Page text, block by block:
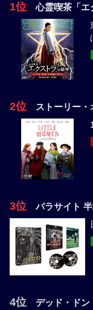
1位 心霊喫茶「エ
2位 ストーリー・
3位 パラサイト
4位 デッド・ドン